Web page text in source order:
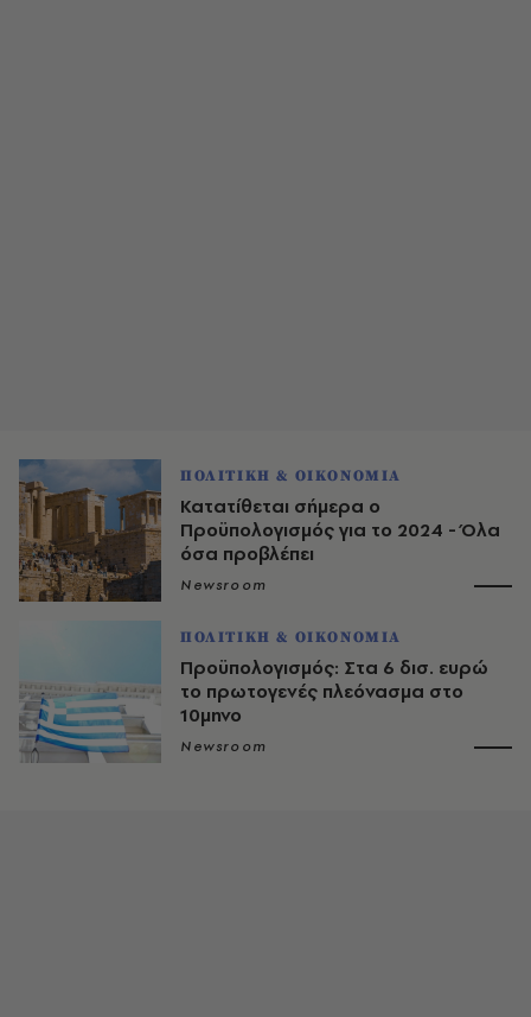
ΠΟΛΙΤΙΚΗ & ΟΙΚΟΝΟΜΙΑ
Κατατίθεται σήμερα ο
Προϋπολογισμός για το 2024 - Όλα
όσα προβλέπει
Newsroom
ΠΟΛΙΤΙΚΗ & ΟΙΚΟΝΟΜΙΑ
Προϋπολογισμός: Στα 6 δισ. ευρώ
το πρωτογενές πλεόνασμα στο
10μηνο
Newsroom